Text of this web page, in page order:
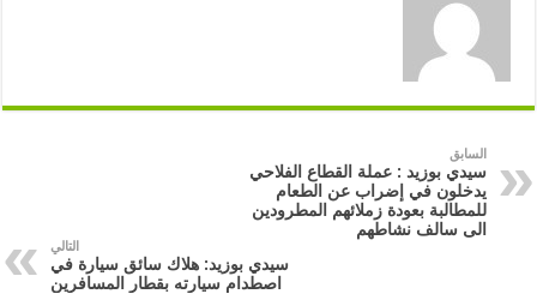
السابق
سيدي بوزيد : عملة القطاع الفلاحي
يدخلون في إضراب عن الطعام
للمطالبة بعودة زملائهم المطرودين
الى سالف نشاطهم
التالي
سيدي بوزيد: هلاك سائق سيارة في
اصطدام سيارته بقطار المسافرين